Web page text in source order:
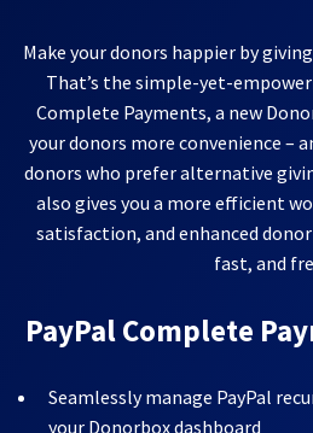
Make your donors happier by
That’s the simple-yet-
Complete Payments, a new
your donors more convenience –
donors who prefer alternative
also gives you a more efficient
satisfaction, and enhanced
fast, and
PayPal Complete
Seamlessly manage PayPal
your Donorbox dashboard